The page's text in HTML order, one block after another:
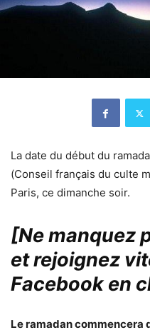
La date du début du
(Conseil français du culte
Paris, ce dimanche soir.
[Ne manquez
et rejoignez
Facebook en
Le ramadan commencera